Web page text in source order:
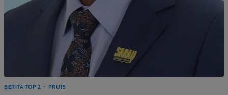
BERITA TOP 2 PRU15